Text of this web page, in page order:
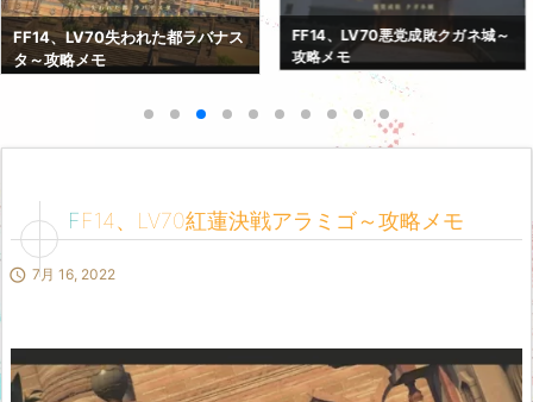
FF14、LV70悪党成敗クガネ城～
攻略メモ
FF14、LV70紅蓮決戦アラミゴ～
攻略メモ
FF14、LV70紅蓮決戦アラミゴ～攻略メモ
 7月 16, 2022